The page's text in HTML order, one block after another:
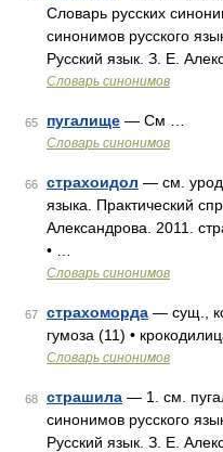
Словарь русских
синонимов русского
Русский язык. З. Е.
Словарь синонимов
65 пугалище — См …
Словарь синонимов
66 страхоидол — см. урод
языка. Практический
Александрова. 2011.
• …
Словарь синонимов
67 страхоморда — сущ.,
гумоза (11) •
Словарь синонимов
68 страшила — 1. см.
синонимов русского
Русский язык. З. Е.